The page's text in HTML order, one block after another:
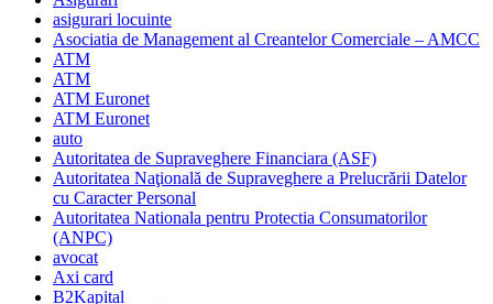
asigurari locuinte
Asociatia de Management al Creantelor Comerciale – AMCC
ATM
ATM
ATM Euronet
ATM Euronet
auto
Autoritatea de Supraveghere Financiara (ASF)
Autoritatea Naţională de Supraveghere a Prelucrării Datelor
cu Caracter Personal
Autoritatea Nationala pentru Protectia Consumatorilor
(ANPC)
avocat
Axi card
B2Kapital